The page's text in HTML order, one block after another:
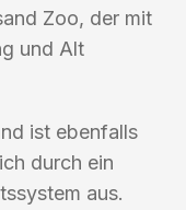
Zoo, der mit
und Alt
ist ebenfalls
durch ein
aus.